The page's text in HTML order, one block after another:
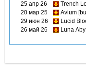
25 апр 26
Trench
20 мар 25
Avium
29 июн 26
Lucid
26 май 26
Luna